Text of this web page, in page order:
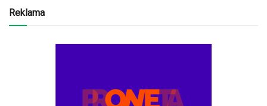
Reklama